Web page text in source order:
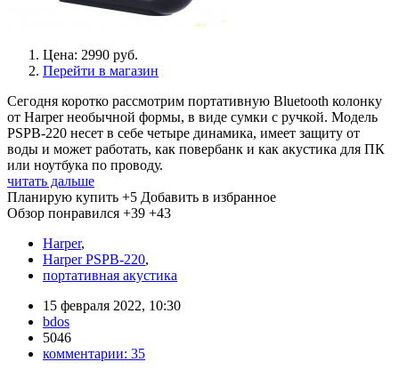
Цена: 2990 руб.
Перейти в магазин
Сегодня коротко рассмотрим портативную Bluetooth колонку
от Harper необычной формы, в виде сумки с ручкой. Модель
PSPB-220 несет в себе четыре динамика, имеет защиту от
воды и может работать, как повербанк и как акустика для ПК
или ноутбука по проводу.
читать дальше
Планирую купить +5 Добавить в избранное
Обзор понравился +39 +43
Harper,
Harper PSPB-220,
портативная акустика
15 февраля 2022, 10:30
bdos
5046
комментарии: 35